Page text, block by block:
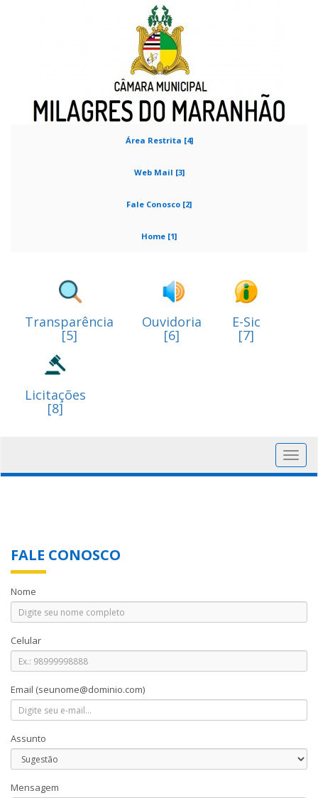
Área Restrita [4]
Web Mail [3]
Fale Conosco [2]
Home [1]
Transparência
[5]
Ouvidoria
[6]
E-Sic
[7]
Licitações
[8]
FALE CONOSCO
Nome
Celular
Email (seunome@dominio.com)
Assunto
Mensagem